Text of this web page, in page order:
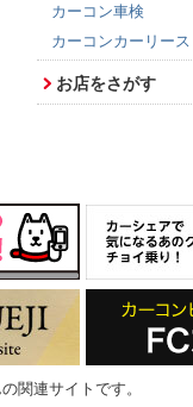
カーコン車検
カーコンカーリース
お店をさがす
関連サイトです。